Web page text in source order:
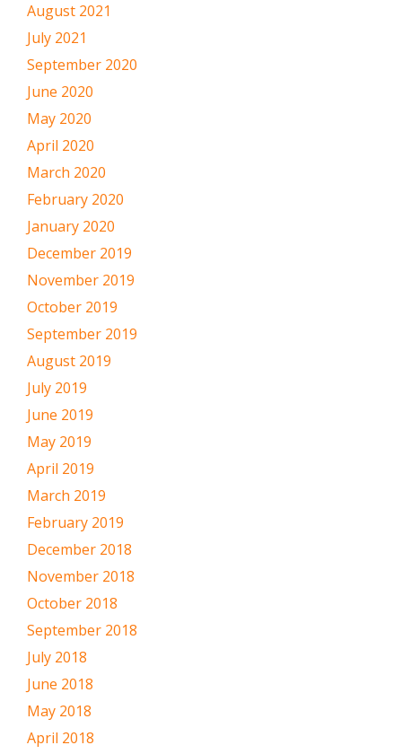
August 2021
July 2021
September 2020
June 2020
May 2020
April 2020
March 2020
February 2020
January 2020
December 2019
November 2019
October 2019
September 2019
August 2019
July 2019
June 2019
May 2019
April 2019
March 2019
February 2019
December 2018
November 2018
October 2018
September 2018
July 2018
June 2018
May 2018
April 2018